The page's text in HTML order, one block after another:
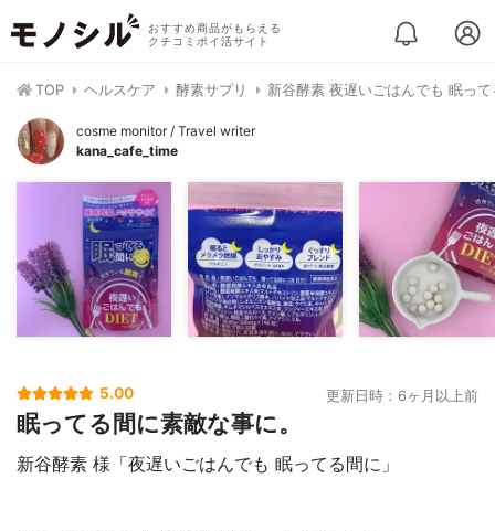
おすすめ商品がもらえる
クチコミポイ活サイト
TOP ヘルスケア 酵素サプリ 新谷酵素 夜遅いごはんでも 眠っ
cosme monitor / Travel writer
kana_cafe_time
5.00 更新日時：6ヶ月以上前
眠ってる間に素敵な事に。
新谷酵素 様「夜遅いごはんでも 眠ってる間に」